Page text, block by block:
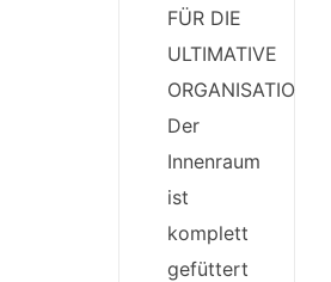
FÜR DIE
ULTIMATIVE
ORGANISATION:
Der
Innenraum
ist
komplett
gefüttert